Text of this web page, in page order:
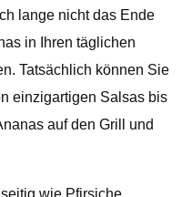
lange nicht das Ende
in Ihren täglichen
Tatsächlich können Sie
einzigartigen Salsas bis
auf den Grill und
wie Pfirsiche,